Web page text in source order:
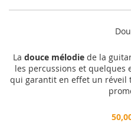
La douce mélodie de la
les percussions et quelques
qui garantit en effet un réveil